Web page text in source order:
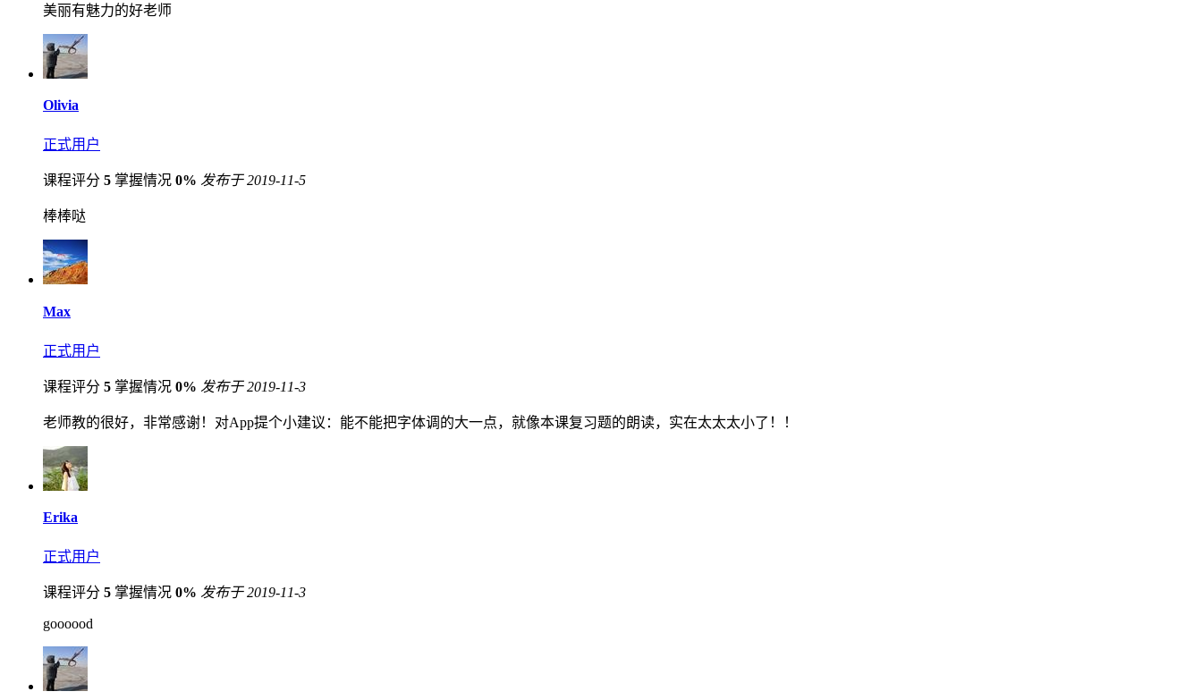
美丽有魅力的好老师
Olivia
正式用户
课程评分 5 掌握情况 0% 发布于 2019-11-5
棒棒哒
Max
正式用户
课程评分 5 掌握情况 0% 发布于 2019-11-3
老师教的很好，非常感谢！对App提个小建议：能不能把字体调的大一点，就像本课复习题的朗读，实在太太太小了！！
Erika
正式用户
课程评分 5 掌握情况 0% 发布于 2019-11-3
goooood